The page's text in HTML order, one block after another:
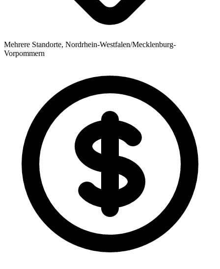
Mehrere Standorte, Nordrhein-Westfalen/Mecklenburg-
Vorpommern